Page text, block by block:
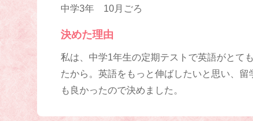
中学3年 10月ごろ
決めた理由
私は、中学1年生の定期テストで英語がとて
たから。英語をもっと伸ばしたいと思い、
も良かったので決めました。